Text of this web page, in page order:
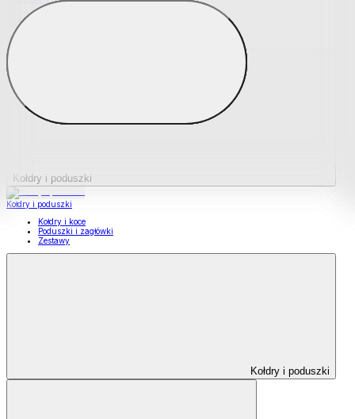
Podkładki na materace
Materace nawierzchniowe
Kołdry i poduszki
Kołdry i poduszki
Kołdry i koce
Poduszki i zagłówki
Zestawy
Kołdry i poduszki